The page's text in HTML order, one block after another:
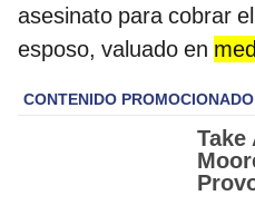
asesinato para cobrar
esposo, valuado en